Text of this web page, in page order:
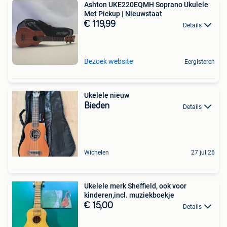
Ashton UKE220EQMH Soprano Ukulele
Met Pickup | Nieuwstaat
€ 119,99 Details
Bezoek website Eergisteren
Ukelele nieuw
Bieden Details
Wichelen 27 jul 26
Ukelele merk Sheffield, ook voor
kinderen,incl. muziekboekje
€ 15,00 Details